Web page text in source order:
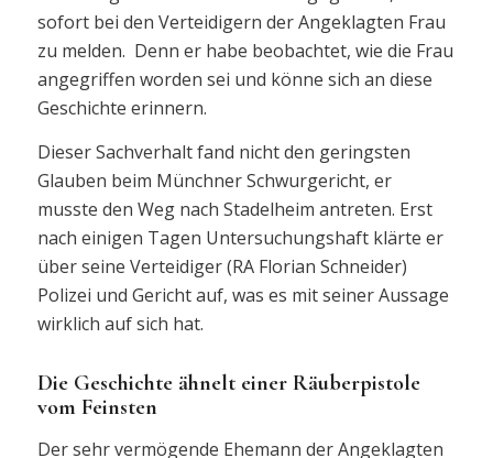
sofort bei den Verteidigern der Angeklagten Frau
zu melden. Denn er habe beobachtet, wie die Frau
angegriffen worden sei und könne sich an diese
Geschichte erinnern.
Dieser Sachverhalt fand nicht den geringsten
Glauben beim Münchner Schwurgericht, er
musste den Weg nach Stadelheim antreten. Erst
nach einigen Tagen Untersuchungshaft klärte er
über seine Verteidiger (RA Florian Schneider)
Polizei und Gericht auf, was es mit seiner Aussage
wirklich auf sich hat.
Die Geschichte ähnelt einer Räuberpistole
vom Feinsten
Der sehr vermögende Ehemann der Angeklagten